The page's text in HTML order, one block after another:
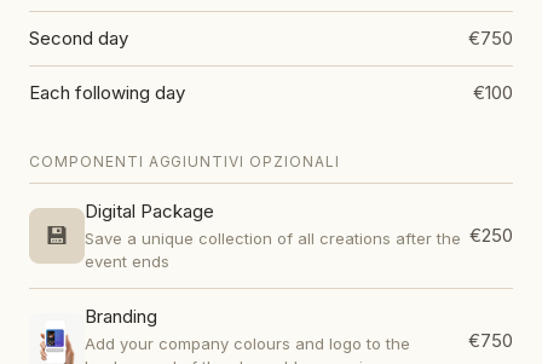
Second day €750
Each following day €100
COMPONENTI AGGIUNTIVI OPZIONALI
💾
Digital Package
Save a unique collection of all creations after the
event ends
€250
Branding
Add your company colours and logo to the
€750